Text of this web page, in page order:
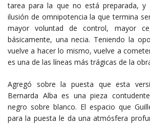
tarea para la que no está preparada, y
ilusión de omnipotencia la que termina
mayor voluntad de control, mayor
básicamente, una necia. Teniendo la
vuelve a hacer lo mismo, vuelve a
es una de las líneas más trágicas de la
Agregó sobre la puesta que esta
Bernarda Alba es una pieza
negro sobre blanco. El espacio que
para la puesta le da una atmósfera